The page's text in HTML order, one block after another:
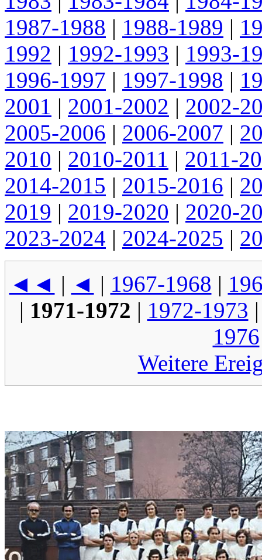
1987-1988 | 1988-1989 |
1992 | 1992-1993 | 1993-
1996-1997 | 1997-1998 |
2001 | 2001-2002 | 2002-
2005-2006 | 2006-2007 |
2010 | 2010-2011 | 2011-
2014-2015 | 2015-2016 |
2019 | 2019-2020 | 2020-
2023-2024 | 2024-2025 |
◄◄ | ◄ | 1967-1968 |
| 1971-1972 | 1972-1973
1976
Weitere